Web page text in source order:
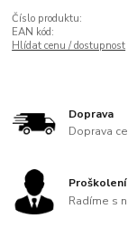
Číslo produktu:
EAN kód:
Hlídat cenu / dostupnost
Doprava
Doprava
Radíme s